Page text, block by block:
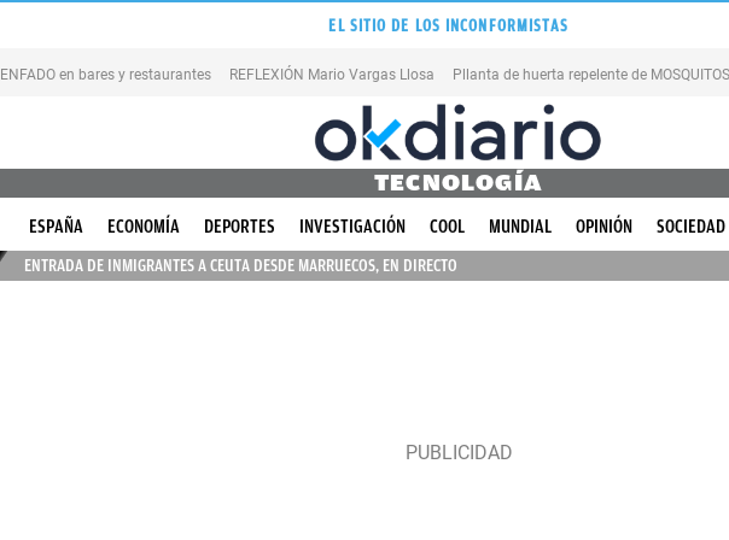
EL SITIO DE LOS INCONFORMISTAS
ENFADO en bares y restaurantes REFLEXIÓN Mario Vargas Llosa Pllanta de huerta repelente de MOSQUITOS
TECNOLOGÍA
ESPAÑA ECONOMÍA DEPORTES INVESTIGACIÓN COOL MUNDIAL OPINIÓN SOCIEDAD
ENTRADA DE INMIGRANTES A CEUTA DESDE MARRUECOS, EN DIRECTO